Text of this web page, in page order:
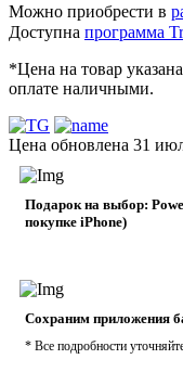
Можно приобрести в
Доступна программа
*Цена на товар
оплате наличными.
Цена обновлена 31
Подарок на выбор:
покупке iPhone)
Сохраним приложения
* Все подробности